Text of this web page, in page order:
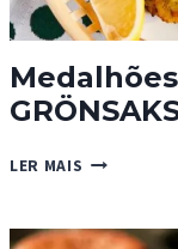
LER MAIS MEDALHÕES